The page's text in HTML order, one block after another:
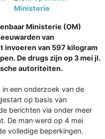
Ministerie
Ministerie (OM)
van
invoeren van 597 kilogram
De drugs zijn op 3 mei jl.
autoriteiten.
een onderzoek van de
op basis van
berichten via onder meer
De man werd op 4 mei
volledige beperkingen.